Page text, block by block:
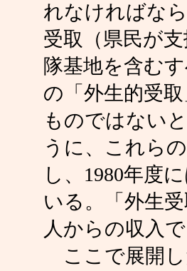
れなければな
受取（県民が
隊基地を含む
の「外生的受
ものではない
うに、これら
し、1980年度
いる。「外生
人からの収入
ここで展開し